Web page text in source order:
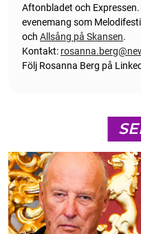
Aftonbladet och
evenemang som
och Allsång på Skansen.
Kontakt:
Följ Rosanna Berg på